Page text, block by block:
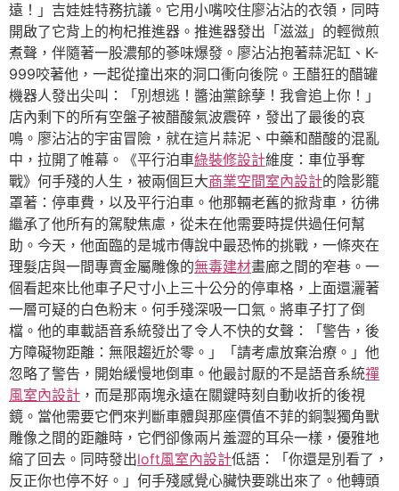
遠！」吉娃娃特務抗議。它用小嘴咬住廖沾沾的衣領，同時
開啟了它背上的枸杞推進器。推進器發出「滋滋」的輕微煎
煮聲，伴隨著一股濃郁的蔘味爆發。廖沾沾抱著蒜泥缸、K-
999咬著他，一起從撞出來的洞口衝向後院。王醋狂的醋罐
機器人發出尖叫：「別想逃！醬油黨餘孽！我會追上你！」
店內剩下的所有空盤子被醋酸氣波震碎，發出了最後的哀
鳴。廖沾沾的宇宙冒險，就在這片蒜泥、中藥和醋酸的混亂
中，拉開了帷幕。《平行泊車綠裝修設計維度：車位爭奪
戰》何手殘的人生，被兩個巨大商業空間室內設計的陰影籠
罩著：停車費，以及平行泊車。他那輛老舊的掀背車，彷彿
繼承了他所有的駕駛焦慮，從未在他需要時提供過任何幫
助。今天，他面臨的是城市傳說中最恐怖的挑戰，一條夾在
理髮店與一間專賣金屬雕像的無毒建材畫廊之間的窄巷。一
個看起來比他車子尺寸小上三十公分的停車格，上面還灑著
一層可疑的白色粉末。何手殘深吸一口氣。將車子打了倒
檔。他的車載語音系統發出了令人不快的女聲：「警告，後
方障礙物距離：無限趨近於零。」「請考慮放棄治療。」他
忽略了警告，開始緩慢地倒車。他最討厭的不是語音系統禪
風室內設計 ，而是那兩塊永遠在關鍵時刻自動收折的後視
鏡。當他需要它們來判斷車體與那座價值不菲的銅製獨角獸
雕像之間的距離時，它們卻像兩片羞澀的耳朵一樣，優雅地
縮了回去。同時發出loft風室內設計低語：「你還是別看了，
反正你也停不好。」何手殘感覺心臟快要跳出來了。他轉頭